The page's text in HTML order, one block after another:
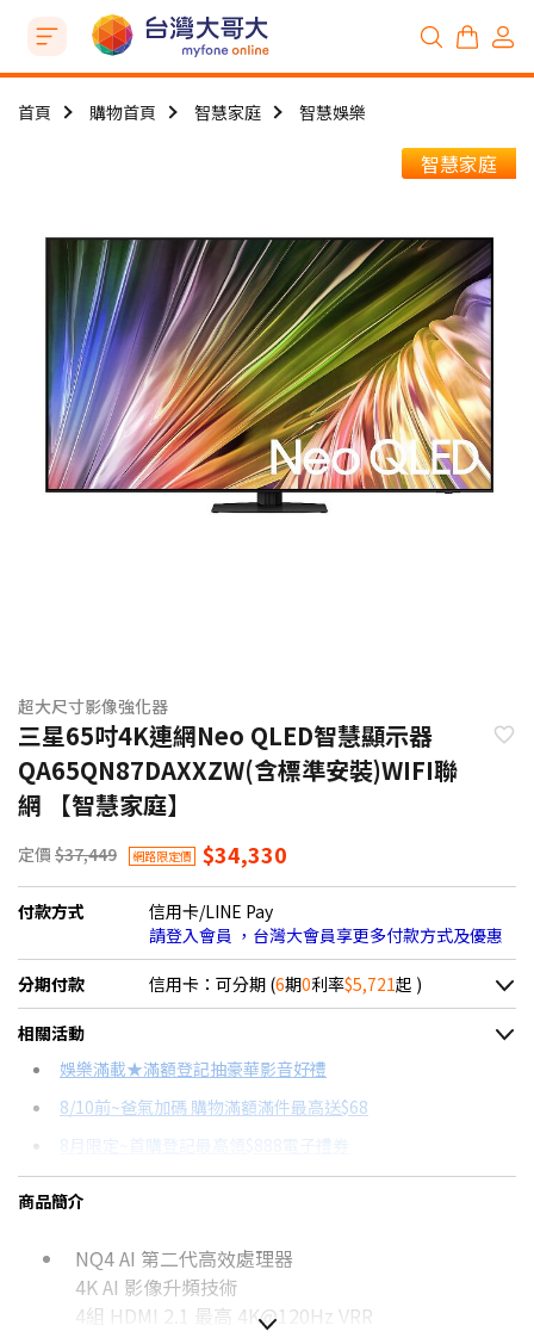
首頁 購物首頁 智慧家庭 智慧娛樂
智慧家庭
超大尺寸影像強化器
三星65吋4K連網Neo QLED智慧顯示器
QA65QN87DAXXZW(含標準安裝)WIFI聯
網 【智慧家庭】
定價 $37,449 網路限定價 $34,330
付款方式
信用卡/LINE Pay
請登入會員 ，台灣大會員享更多付款方式及優惠
分期付款 信用卡：可分期 (6期0利率$5,721起 )
＊實際可分期數、適用利率，請以購物車顯示為主
信用卡分期
分期數
6期 0利率
12期
24期
每期金額
$3,061
$1,573
配合銀行/業者
18家銀行/業者
相關活動
娛樂滿載★滿額登記抽豪華影音好禮
8/10前~爸氣加碼 購物滿額滿件最高送$68
8月限定~首購登記最高領$888電子禮券
8/15前~指定購物滿額最高回饋25%
更多信用卡分期0利率滿額享回饋
智慧家電功能有哪些？→點我看達人教你買
65吋4K OLED電視推薦→點我看達人教你買
商品簡介
NQ4 AI 第二代高效處理器
4K AI 影像升頻技術
4組 HDMI 2.1 最高 4K@120Hz VRR